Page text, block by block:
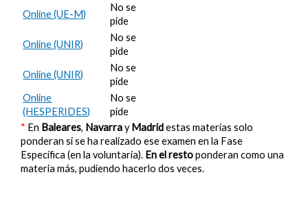
Online (UE-M)
No se
pide
Online (UNIR)
No se
pide
Online (UNIR)
No se
pide
Online
(HESPERIDES)
No se
pide
* En Baleares, NavarrayMadridestas materias solo
ponderan si se ha realizado ese examen en la Fase
Específica (en la voluntaria). En el restoponderan como una
materia más, pudiendo hacerlo dos veces.